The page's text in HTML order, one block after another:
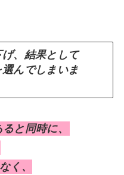
、結果として
んでしまいま
と同時に、
く、